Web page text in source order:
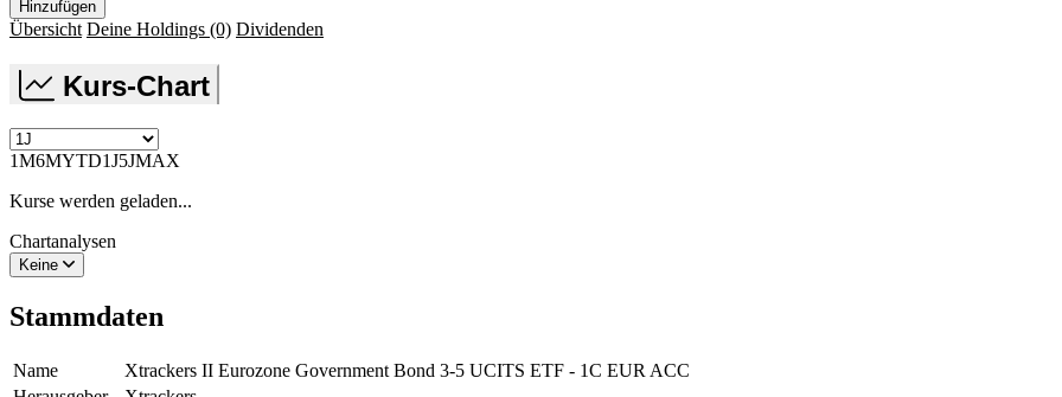
Hinzufügen
Übersicht Deine Holdings (0) Dividenden
Kurs-Chart
1M6MYTD1J5JMAX
Kurse werden geladen...
Chartanalysen
Keine
Stammdaten
Name
Xtrackers II Eurozone Government Bond 3-5 UCITS ETF - 1C EUR ACC